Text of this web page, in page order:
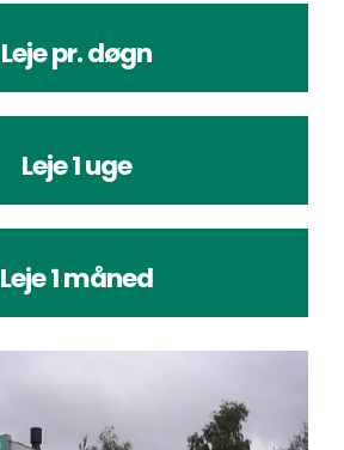
Leje pr. døgn
Leje 1 uge
Leje 1 måned